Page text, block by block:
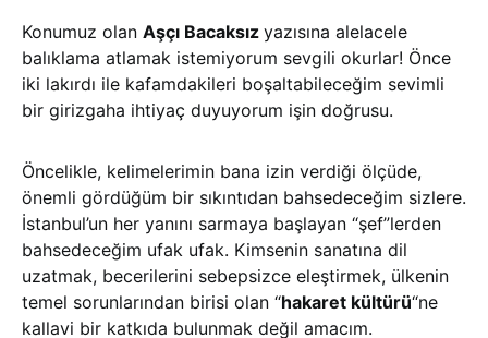
Konumuz olan Aşçı Bacaksız yazısına alelacele
balıklama atlamak istemiyorum sevgili okurlar! Önce
iki lakırdı ile kafamdakileri boşaltabileceğim sevimli
bir girizgaha ihtiyaç duyuyorum işin doğrusu.
Öncelikle, kelimelerimin bana izin verdiği ölçüde,
önemli gördüğüm bir sıkıntıdan bahsedeceğim sizlere.
İstanbul’un her yanını sarmaya başlayan “şef”lerden
bahsedeceğim ufak ufak. Kimsenin sanatına dil
uzatmak, becerilerini sebepsizce eleştirmek, ülkenin
temel sorunlarından birisi olan “hakaret kültürü“ne
kallavi bir katkıda bulunmak değil amacım.